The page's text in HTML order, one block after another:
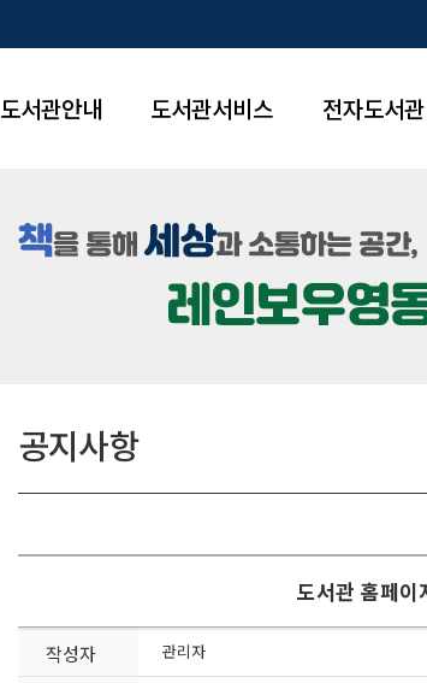
도서관안내 도서관서비스 전자도서관
공지사항
도서관 홈페
작성자 관리자